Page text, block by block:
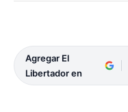
Agregar El
Libertador en